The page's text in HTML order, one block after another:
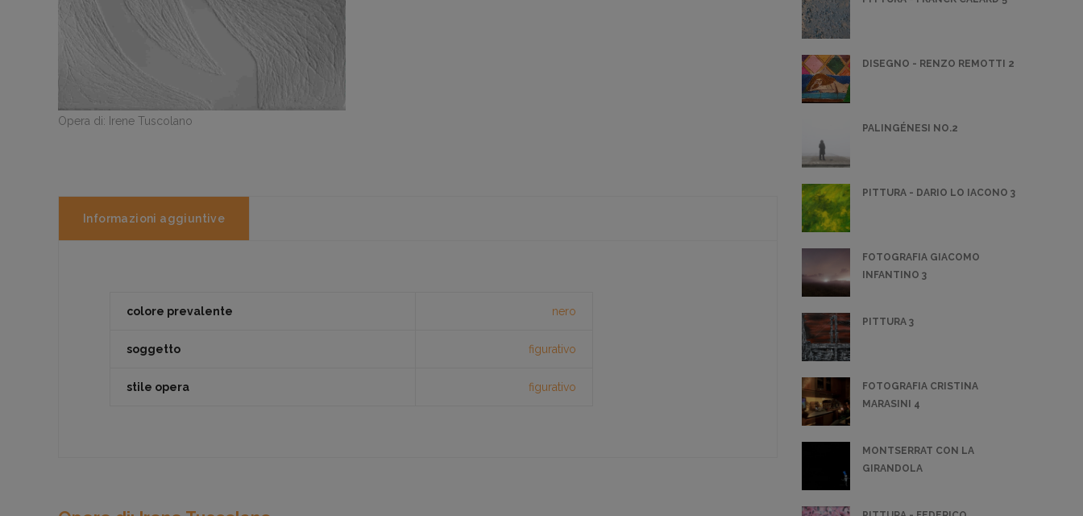
Opera di: Irene Tuscolano
Informazioni aggiuntive
colore prevalente nero
soggetto figurativo
stile opera figurativo
DISEGNO - RENZO REMOTTI 2
PALINGÉNESI NO.2
PITTURA - DARIO LO IACONO 3
FOTOGRAFIA GIACOMO
INFANTINO 3
PITTURA 3
FOTOGRAFIA CRISTINA
MARASINI 4
MONTSERRAT CON LA
GIRANDOLA